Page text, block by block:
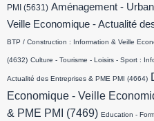
PMI (5631) Aménagement -
Veille Economique - Actualité
BTP / Construction : Information & Veille
(4632) Culture - Tourisme - Loisirs - Sport :
Actualité des Entreprises & PME PMI (4664)
Economique - Veille
& PME PMI
(7469) Education -